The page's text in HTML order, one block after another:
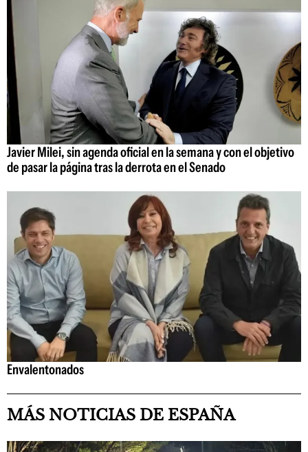
Javier Milei, sin agenda oficial en la semana y con el objetivo
de pasar la página tras la derrota en el Senado
Envalentonados
MÁS NOTICIAS DE ESPAÑA